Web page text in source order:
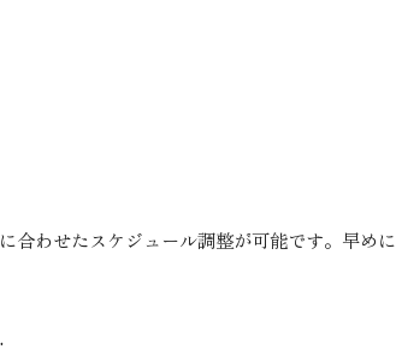
わせたスケジュール調整が可能です。早めに